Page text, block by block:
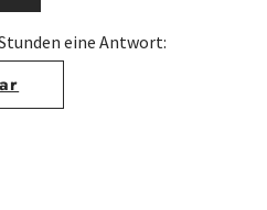
eine Antwort: